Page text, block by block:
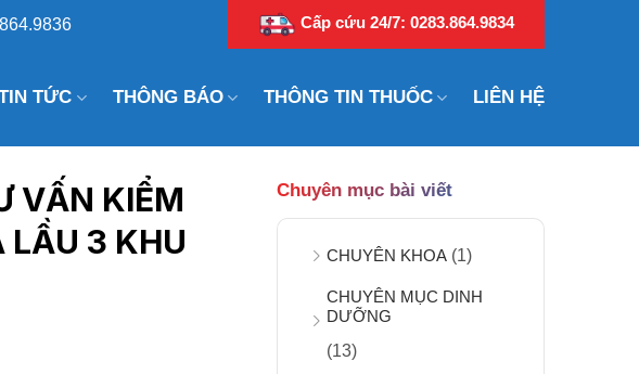
Cấp cứu 24/7: 0283.864.9834
TỨC THÔNG BÁO THÔNG TIN THUỐC LIÊN HỆ
VẤN KIỂM
LẦU 3 KHU
Chuyên mục bài viết
CHUYÊN KHOA(1)
CHUYÊN MỤC DINH
DƯỠNG
(13)